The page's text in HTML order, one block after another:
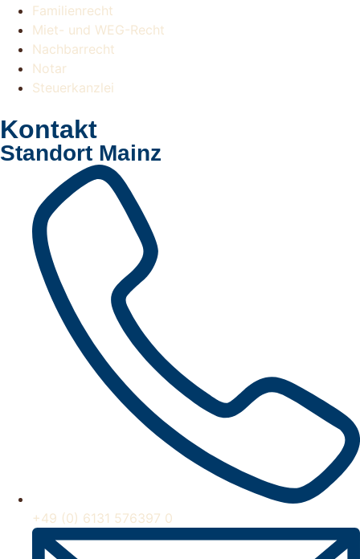
Familienrecht
Miet- und WEG-Recht
Nachbarrecht
Notar
Steuerkanzlei
Kontakt
Standort Mainz
+49 (0) 6131 576397 0